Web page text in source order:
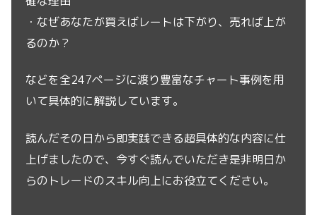
・なぜあなたが買えばレートは下がり、売れば上が
るのか？
などを全247ページに渡り豊富なチャート事例を用
いて具体的に解説しています。
読んだその日から即実践できる超具体的な内容に仕
上げましたので、今すぐ読んでいただき是非明日か
らのトレードのスキル向上にお役立てください。